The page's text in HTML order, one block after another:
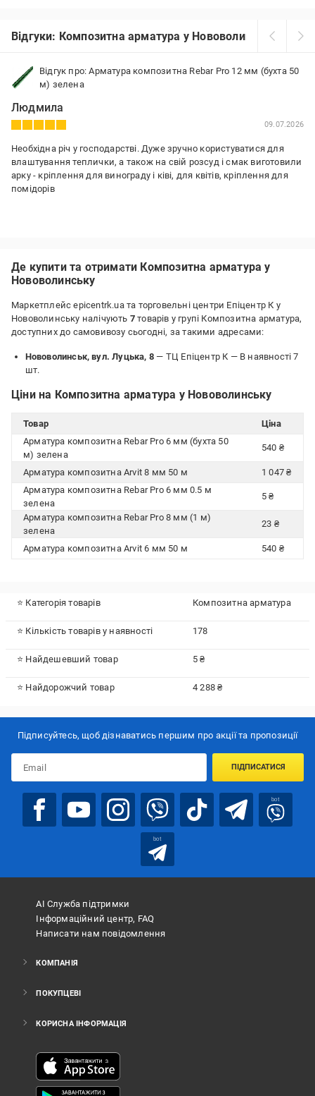
Відгуки: Композитна арматура у Нововолинську
Відгук про: Арматура композитна Rebar Pro 12 мм (бухта 50
м) зелена
Людмила
09.07.2026
Необхідна річ у господарстві. Дуже зручно користуватися для
влаштування теплички, а також на свій розсуд і смак виготовили
арку - кріплення для винограду і ківі, для квітів, кріплення для
помідорів
Де купити та отримати Композитна арматура у
Нововолинську
Маркетплейс epicentrk.ua та торговельні центри Епіцентр К у
Нововолинську налічують 7 товарів у групі Композитна арматура,
доступних до самовивозу сьогодні, за такими адресами:
Нововолинськ, вул. Луцька, 8 — ТЦ Епіцентр К — В наявності 7
шт.
Ціни на Композитна арматура у Нововолинську
Товар
Ціна
Арматура композитна Rebar Pro 6 мм (бухта 50
м) зелена
540 ₴
Арматура композитна Arvit 8 мм 50 м
1 047 ₴
Арматура композитна Rebar Pro 6 мм 0.5 м
зелена
5 ₴
Арматура композитна Rebar Pro 8 мм (1 м)
зелена
23 ₴
Арматура композитна Arvit 6 мм 50 м 540 ₴
⭐ Категорія товарів Композитна арматура
⭐ Кількість товарів у наявності 178
⭐ Найдешевший товар 5 ₴
⭐ Найдорожчий товар 4 288 ₴
Підписуйтесь, щоб дізнаватись першим про акції та пропозиції
ПІДПИСАТИСЯ
bot
bot
АІ Служба підтримки
Інформаційний центр, FAQ
Написати нам повідомлення
КОМПАНІЯ
ПОКУПЦЕВІ
КОРИСНА ІНФОРМАЦІЯ